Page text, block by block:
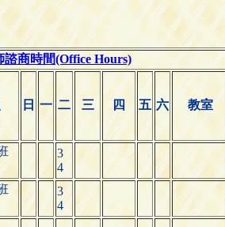
諮商時間(Office Hours)
日 一 二 三 四 五 六 教室
3
4
3
4